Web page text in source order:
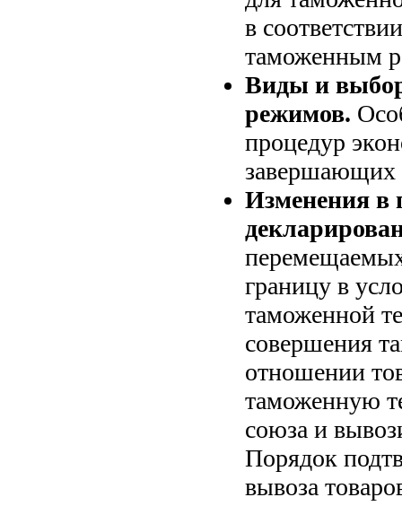
в
таможенным
Виды и
режимов.
процедур
завершающих
Изменения в
границу в
таможенной
совершения
отношении
таможенную
союза и
Порядок
вывоза